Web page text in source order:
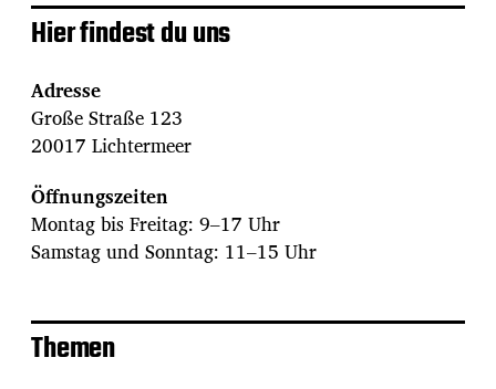
Hier findest du uns
Adresse
Große Straße 123
20017 Lichtermeer
Öffnungszeiten
Montag bis Freitag: 9–17 Uhr
Samstag und Sonntag: 11–15 Uhr
Themen